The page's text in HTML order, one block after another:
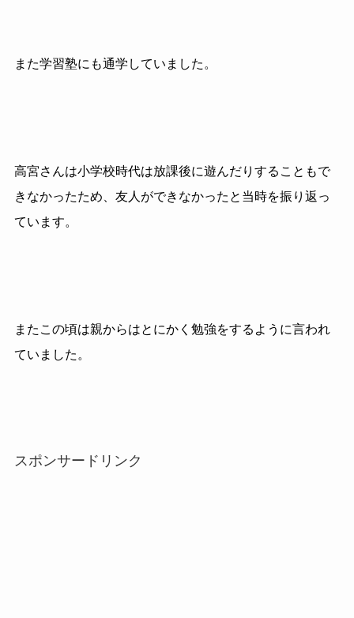
また学習塾にも通学していました。
高宮さんは小学校時代は放課後に遊んだりすることもで
きなかったため、友人ができなかった と当時を振り返っ
ています。
またこの頃は親からはとにかく勉強をするように言われ
ていました。
スポンサードリンク